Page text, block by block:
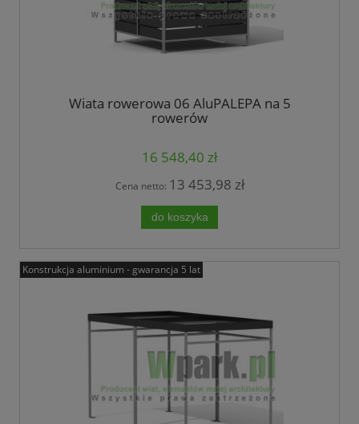
Wiata rowerowa 06 AluPALEPA na 5
rowerów
16 548,40 zł
Cena netto: 13 453,98 zł
do koszyka
Konstrukcja aluminium - gwarancja 5 lat